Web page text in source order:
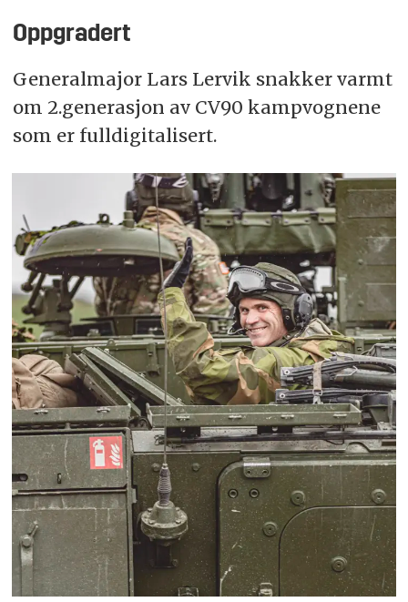
Oppgradert
Generalmajor Lars Lervik snakker varmt
om 2.generasjon av CV90 kampvognene
som er fulldigitalisert.